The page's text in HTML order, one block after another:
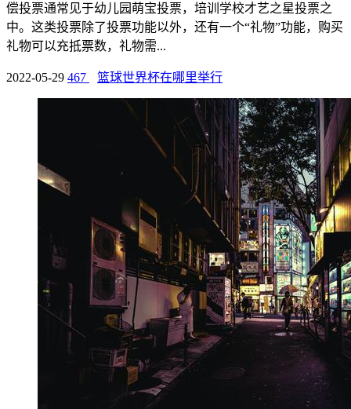
偿投票通常见于幼儿园萌宝投票，培训学校才艺之星投票之
中。这类投票除了投票功能以外，还有一个“礼物”功能，购买
礼物可以充抵票数，礼物需...
2022-05-29 467 篮球世界杯在哪里举行